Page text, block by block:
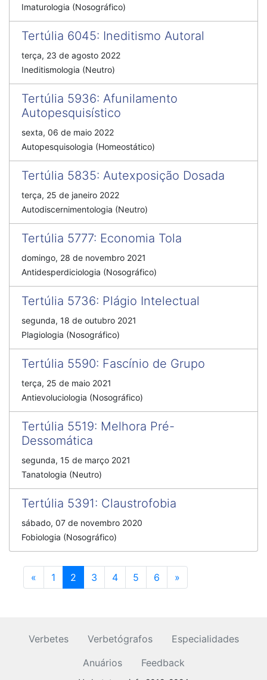
Imaturologia (Nosográfico)
Tertúlia 6045: Ineditismo Autoral
terça, 23 de agosto 2022
Ineditismologia (Neutro)
Tertúlia 5936: Afunilamento
Autopesquisístico
sexta, 06 de maio 2022
Autopesquisologia (Homeostático)
Tertúlia 5835: Autexposição Dosada
terça, 25 de janeiro 2022
Autodiscernimentologia (Neutro)
Tertúlia 5777: Economia Tola
domingo, 28 de novembro 2021
Antidesperdiciologia (Nosográfico)
Tertúlia 5736: Plágio Intelectual
segunda, 18 de outubro 2021
Plagiologia (Nosográfico)
Tertúlia 5590: Fascínio de Grupo
terça, 25 de maio 2021
Antievoluciologia (Nosográfico)
Tertúlia 5519: Melhora Pré-
Dessomática
segunda, 15 de março 2021
Tanatologia (Neutro)
Tertúlia 5391: Claustrofobia
sábado, 07 de novembro 2020
Fobiologia (Nosográfico)
« Anterior
1 2 3 4 5 6 »
Verbetes Verbetógrafos
Especialidades
Anuários
Feedback